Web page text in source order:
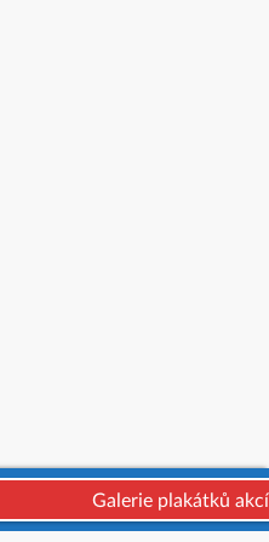
Galerie plakátků akcí